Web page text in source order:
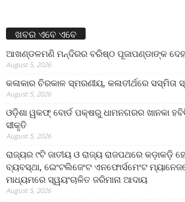
ଖବର ଏବେ ଏବେ
ଆଖଣ୍ଡଳମଣି ମନ୍ଦିରର ବରିଷ୍ଠ ପୂଜାପଣ୍ଡାଙ୍କ
August 5, 2026
କଳାକାର ଚିରକାଳ ସ୍ମରଣୀୟ, କଳାତୀର୍ଥରେ ସସ୍ମିତା
August 5, 2026
ଓଡ଼ିଶା ୱକଫ୍ ବୋର୍ଡ ପକ୍ଷରୁ ଧାମନଗରର ଖାନକା
ସୀକୃତି
August 5, 2026
ରାଜ୍ୟର ୯ଟି ଜାତୀୟ ଓ ରାଜ୍ୟ ରାଜପଥରେ କଡ଼ାକଡ଼ି
ବ୍ୟବସ୍ଥା, ଇେଂଟଲିଜେଂଟ ଏନଫୋର୍ସମେଂଟ
ମାଧ୍ୟମରେ ସ୍ୱୟଂଚାଳିତ ଜରିମାନା ଆଦାୟ
August 5, 2026